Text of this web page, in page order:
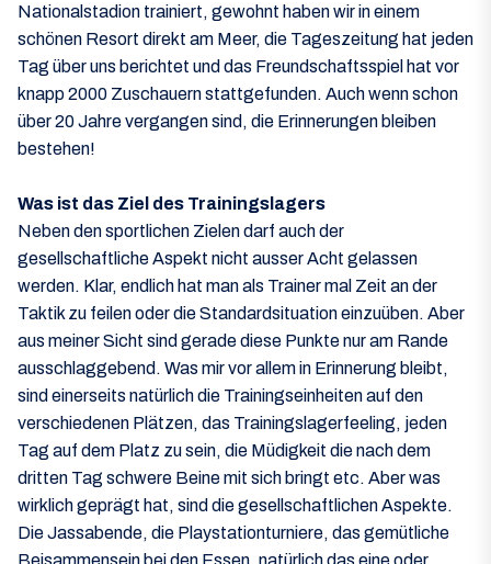
Nationalstadion trainiert, gewohnt haben wir in einem
schönen Resort direkt am Meer, die Tageszeitung hat jeden
Tag über uns berichtet und das Freundschaftsspiel hat vor
knapp 2000 Zuschauern stattgefunden. Auch wenn schon
über 20 Jahre vergangen sind, die Erinnerungen bleiben
bestehen!
Was ist das Ziel des Trainingslagers
Neben den sportlichen Zielen darf auch der
gesellschaftliche Aspekt nicht ausser Acht gelassen
werden. Klar, endlich hat man als Trainer mal Zeit an der
Taktik zu feilen oder die Standardsituation einzuüben. Aber
aus meiner Sicht sind gerade diese Punkte nur am Rande
ausschlaggebend. Was mir vor allem in Erinnerung bleibt,
sind einerseits natürlich die Trainingseinheiten auf den
verschiedenen Plätzen, das Trainingslagerfeeling, jeden
Tag auf dem Platz zu sein, die Müdigkeit die nach dem
dritten Tag schwere Beine mit sich bringt etc. Aber was
wirklich geprägt hat, sind die gesellschaftlichen Aspekte.
Die Jassabende, die Playstationturniere, das gemütliche
Beisammensein bei den Essen, natürlich das eine oder